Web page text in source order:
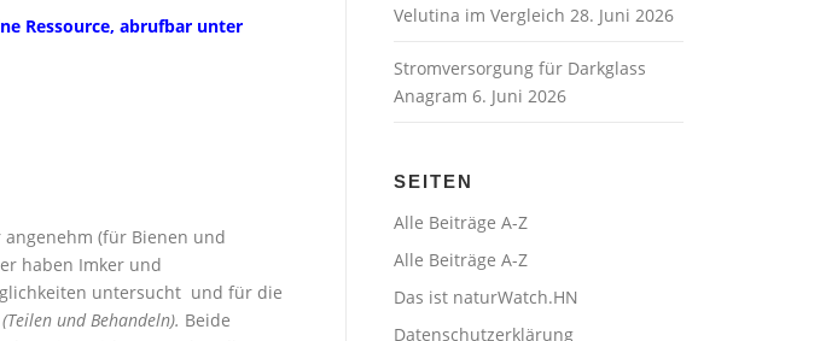
Ressource, abrufbar unter
(für Bienen und
haben Imker und
untersucht und für die
und Behandeln). Beide
Velutina im Vergleich 28. Juni 2026
Stromversorgung für Darkglass
Anagram 6. Juni 2026
SEITEN
Alle Beiträge A-Z
Alle Beiträge A-Z
Das ist naturWatch.HN
Datenschutzerklärung